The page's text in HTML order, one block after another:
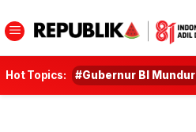
Hot Topics: #Gubernur BI Mundur